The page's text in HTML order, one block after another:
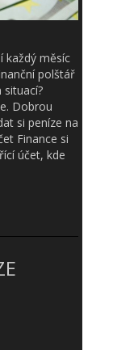
každý měsíc
polštář
situací?
Dobrou
si peníze na
Finance si
účet, kde